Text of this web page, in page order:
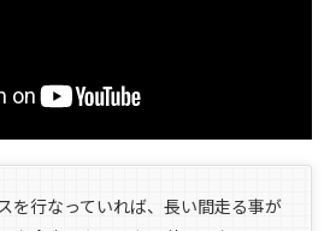
を行なっていれば、長い間走る事が